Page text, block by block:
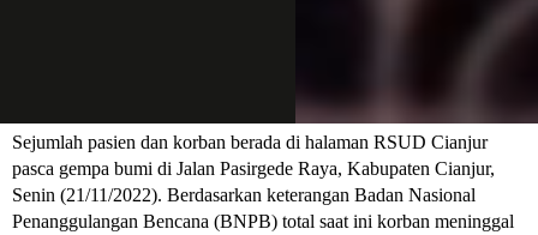
Sejumlah pasien dan korban berada di halaman RSUD Cianjur
pasca gempa bumi di Jalan Pasirgede Raya, Kabupaten Cianjur,
Senin (21/11/2022). Berdasarkan keterangan Badan Nasional
Penanggulangan Bencana (BNPB) total saat ini korban meninggal